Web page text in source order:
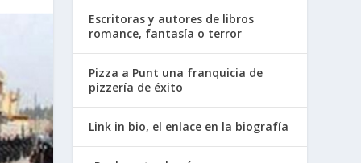
Escritoras y autores de libros
romance, fantasía o terror
Pizza a Punt una franquicia de
pizzería de éxito
Link in bio, el enlace en la biografía